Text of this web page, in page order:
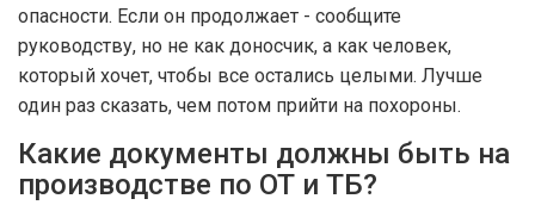
опасности. Если он продолжает - сообщите
руководству, но не как доносчик, а как человек,
который хочет, чтобы все остались целыми. Лучше
один раз сказать, чем потом прийти на похороны.
Какие документы должны быть на
производстве по ОТ и ТБ?